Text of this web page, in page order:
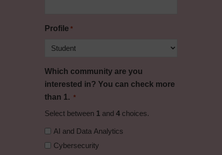
Profile *
Which community are you
interested in? You can check more
than 1. *
Select between 1and 4choices.
AI and Data Analytics
Cybersecurity